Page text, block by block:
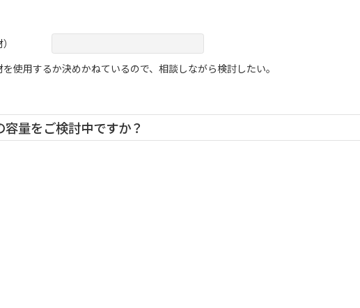
使用するか決めかねているので、相談しながら検討したい。
量をご検討中ですか？